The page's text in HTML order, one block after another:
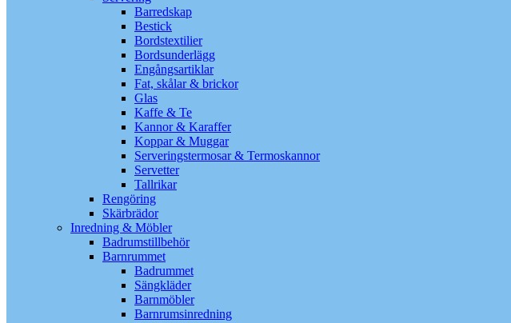
Barredskap
Bestick
Bordstextilier
Bordsunderlägg
Engångsartiklar
Fat, skålar & brickor
Glas
Kaffe & Te
Kannor & Karaffer
Koppar & Muggar
Serveringstermosar & Termoskannor
Servetter
Tallrikar
Rengöring
Skärbrädor
Inredning & Möbler
Badrumstillbehör
Barnrummet
Badrummet
Sängkläder
Barnmöbler
Barnrumsinredning